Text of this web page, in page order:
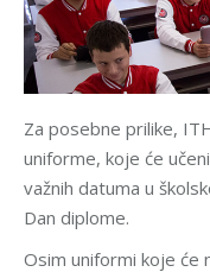
Za posebne prilike,
uniforme, koje će
važnih datuma u
Dan diplome.
Osim uniformi koje će